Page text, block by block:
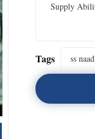
Supply
Tags ss